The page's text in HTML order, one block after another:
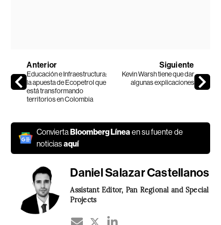
Anterior
Educación e Infraestructura:
la apuesta de Ecopetrol que
está transformando
territorios en Colombia
Siguiente
Kevin Warsh tiene que dar
algunas explicaciones
ConviertaBloomberg Línea en su fuente de
noticiasaquí
Daniel Salazar Castellanos
Assistant Editor, Pan Regional and Special
Projects